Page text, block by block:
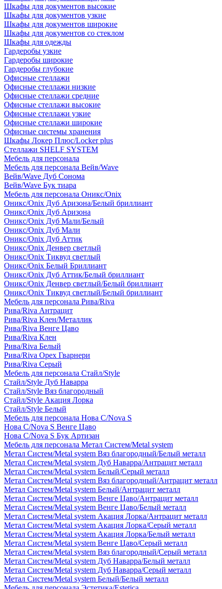
Шкафы для документов высокие
Шкафы для документов узкие
Шкафы для документов широкие
Шкафы для документов со стеклом
Шкафы для одежды
Гардеробы узкие
Гардеробы широкие
Гардеробы глубокие
Офисные стеллажи
Офисные стеллажи низкие
Офисные стеллажи средние
Офисные стеллажи высокие
Офисные стеллажи узкие
Офисные стеллажи широкие
Офисные системы хранения
Шкафы Локер Плюс/Locker plus
Стеллажи SHELF SYSTEM
Мебель для персонала
Мебель для персонала Вейв/Wave
Вейв/Wave Дуб Сонома
Вейв/Wave Бук тиара
Мебель для персонала Оникс/Onix
Оникс/Onix Дуб Аризона/Белый бриллиант
Оникс/Onix Дуб Аризона
Оникс/Onix Дуб Мали/Белый
Оникс/Onix Дуб Мали
Оникс/Onix Дуб Аттик
Оникс/Onix Денвер светлый
Оникс/Onix Тиквуд светлый
Оникс/Onix Белый Бриллиант
Оникс/Onix Дуб Аттик/Белый бриллиант
Оникс/Onix Денвер светлый/Белый бриллиант
Оникс/Onix Тиквуд светлый/Белый бриллиант
Мебель для персонала Рива/Riva
Рива/Riva Антрацит
Рива/Riva Клен/Металлик
Рива/Riva Венге Цаво
Рива/Riva Клен
Рива/Riva Белый
Рива/Riva Орех Гварнери
Рива/Riva Серый
Мебель для персонала Стайл/Style
Стайл/Style Дуб Наварра
Стайл/Style Вяз благородный
Стайл/Style Акация Лорка
Стайл/Style Белый
Мебель для персонала Нова С/Nova S
Нова С/Nova S Венге Цаво
Нова С/Nova S Бук Артизан
Мебель для персонала Метал Систем/Metal system
Метал Систем/Metal system Вяз благородный/Белый металл
Метал Систем/Metal system Дуб Наварра/Антрацит металл
Метал Систем/Metal system Белый/Серый металл
Метал Систем/Metal system Вяз благородный/Антрацит металл
Метал Систем/Metal system Белый/Антрацит металл
Метал Систем/Metal system Венге Цаво/Антрацит металл
Метал Систем/Metal system Венге Цаво/Белый металл
Метал Систем/Metal system Акация Лорка/Антрацит металл
Метал Систем/Metal system Акация Лорка/Серый металл
Метал Систем/Metal system Акация Лорка/Белый металл
Метал Систем/Metal system Венге Цаво/Серый металл
Метал Систем/Metal system Вяз благородный/Серый металл
Метал Систем/Metal system Дуб Наварра/Белый металл
Метал Систем/Metal system Дуб Наварра/Серый металл
Метал Систем/Metal system Белый/Белый металл